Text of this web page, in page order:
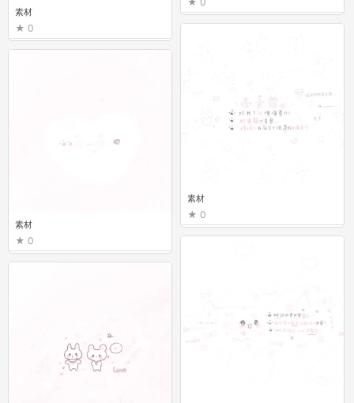
素材
0
素材
0
素材
0